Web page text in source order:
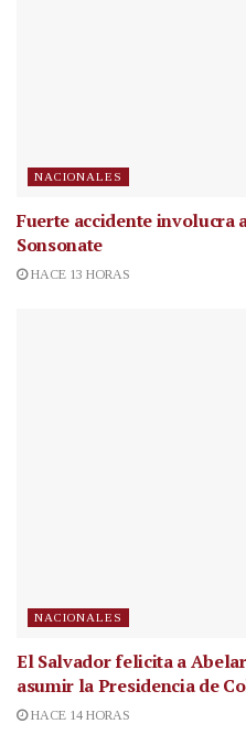
NACIONALES
Fuerte accidente involucra
Sonsonate
HACE 13 HORAS
NACIONALES
El Salvador felicita a
asumir la Presidencia de
HACE 14 HORAS